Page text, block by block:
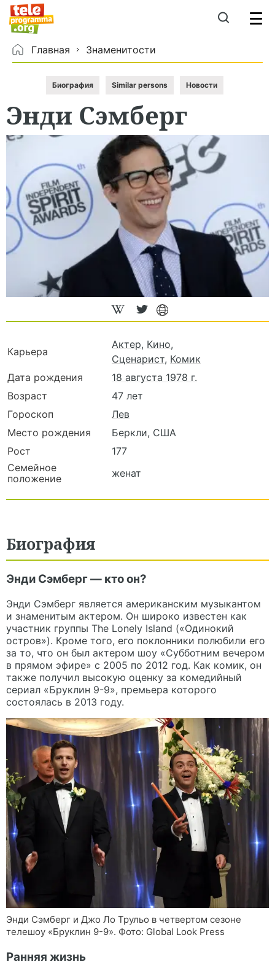
Главная Знаменитости
Биография Similar persons Новости
Энди Сэмберг
Карьера
Актер, Кино,
Сценарист, Комик
Дата рождения
18 августа 1978 г.
Возраст
47 лет
Гороскоп
Лев
Место рождения
Беркли, США
Рост
177
Семейное
положение
женат
Биография
Энди Сэмберг — кто он?
Энди Сэмберг является американским музыкантом
и знаменитым актером. Он широко известен как
участник группы The Lonely Island («Одинокий
остров»). Кроме того, его поклонники полюбили его
за то, что он был актером шоу «Субботним вечером
в прямом эфире» с 2005 по 2012 год. Как комик, он
также получил высокую оценку за комедийный
сериал «Бруклин 9-9», премьера которого
состоялась в 2013 году.
Энди Сэмберг и Джо Ло Трульо в четвертом сезоне
телешоу «Бруклин 9-9». Фото: Global Look Press
Ранняя жизнь